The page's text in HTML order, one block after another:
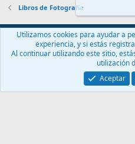
Libros de Fotografía
Español (ES)
Contáctanos
Términos y reglas
Community platform by XenForo® ©
.
Utilizamos cookies para ayudar a
experiencia, y si estás
Al continuar utilizando este sitio,
utilización
Aceptar